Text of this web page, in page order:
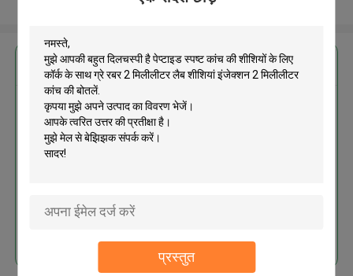
प्रस्तुत
सबसे उत्तम प्रतिदान प्राप्त करें
पेप्टाइड स्पष्ट कांच की शीशियों के लिए
कॉर्क के साथ ग्रे रबर 2 मिलीलीटर लैब
शीशियां इंजेक्शन 2 मिलीलीटर कांच की